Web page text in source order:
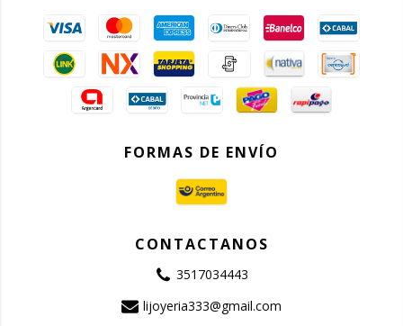
FORMAS DE ENVÍO
CONTACTANOS
3517034443
lijoyeria333@gmail.com